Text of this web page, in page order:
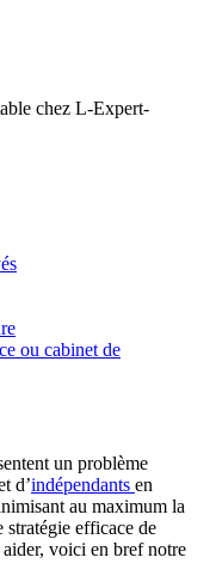
chez L-Expert-
ou cabinet de
un problème
d’indépendants en
au maximum la
stratégie efficace de
aider, voici en bref notre